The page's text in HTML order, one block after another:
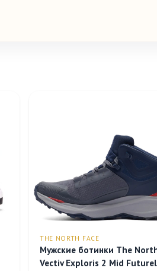
THE NORTH FACE
Мужские ботинки The
Vectiv Exploris 2 Mid